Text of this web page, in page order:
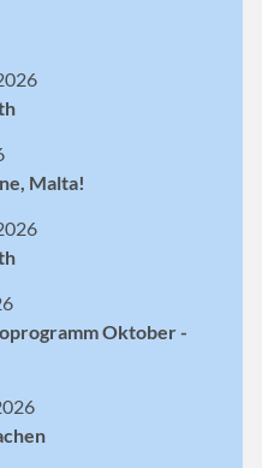
Malta!
Oktober -